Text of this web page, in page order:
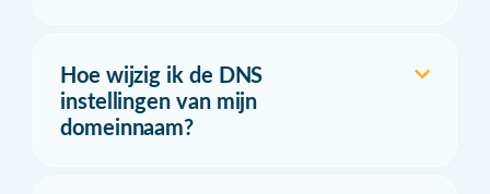
Hoe wijzig ik de DNS
instellingen van mijn
domeinnaam?